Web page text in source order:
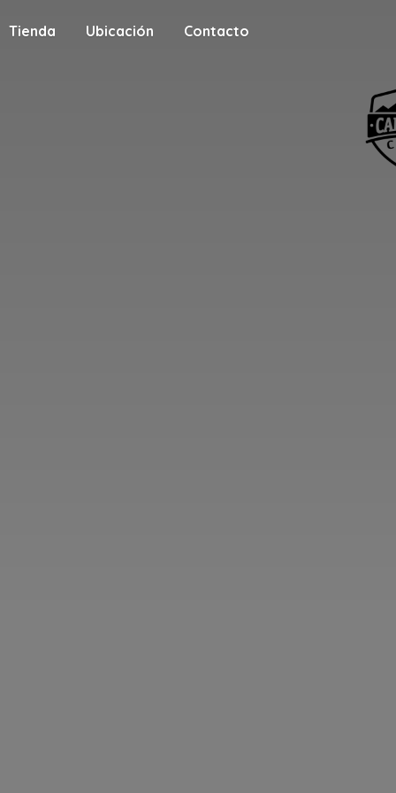
Tienda Ubicación Contacto